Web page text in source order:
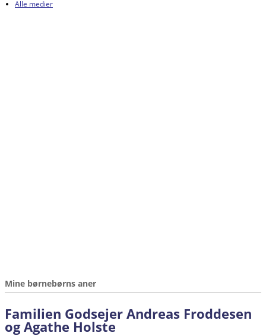
Alle medier
Mine børnebørns aner
Familien Godsejer Andreas Froddesen
og Agathe Holste